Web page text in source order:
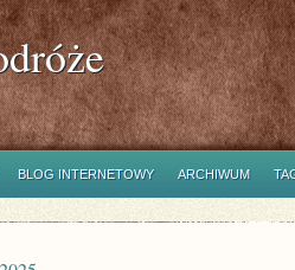
BLOG INTERNETOWY ARCHIWUM